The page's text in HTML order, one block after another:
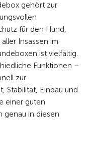
gehört zur
für den Hund,
Insassen im
ist vielfältig.
Funktionen –
zur
Stabilität, Einbau und
einer guten
genau in diesen